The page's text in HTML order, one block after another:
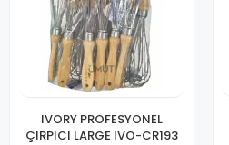
IVORY PROFESYONEL
ÇIRPICI LARGE IVO-CR193